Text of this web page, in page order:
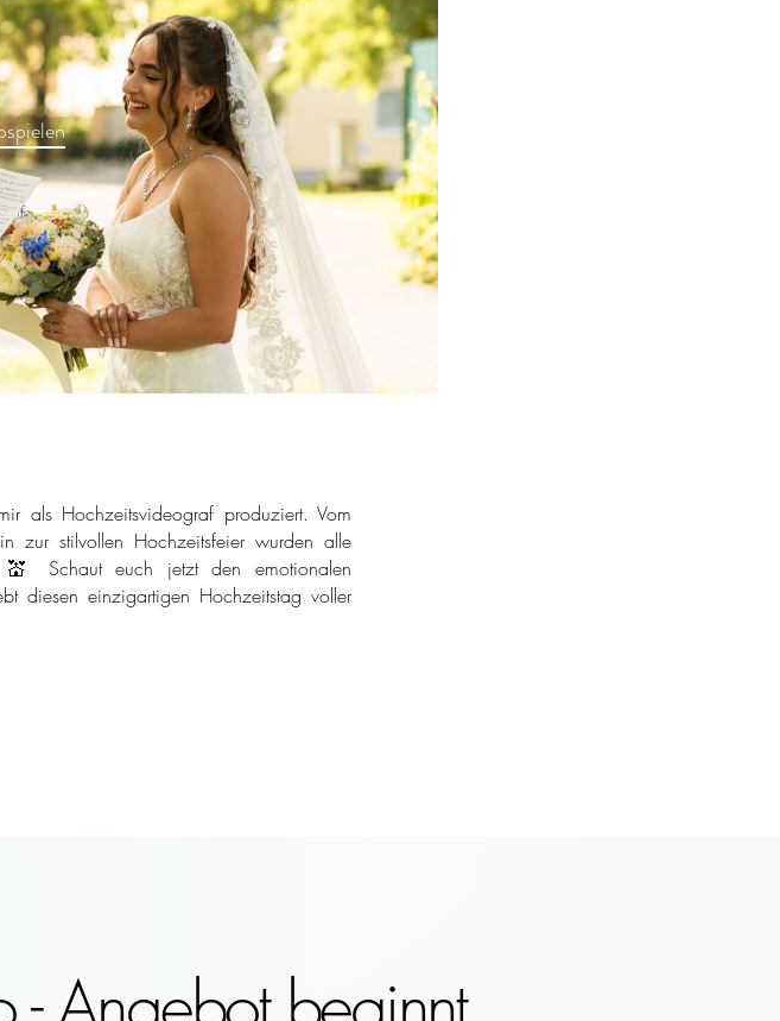
als Hochzeitsvideograf produziert. Vom
zur stilvollen Hochzeitsfeier wurden alle
💒 Schaut euch jetzt den emotionalen
diesen einzigartigen Hochzeitstag voller